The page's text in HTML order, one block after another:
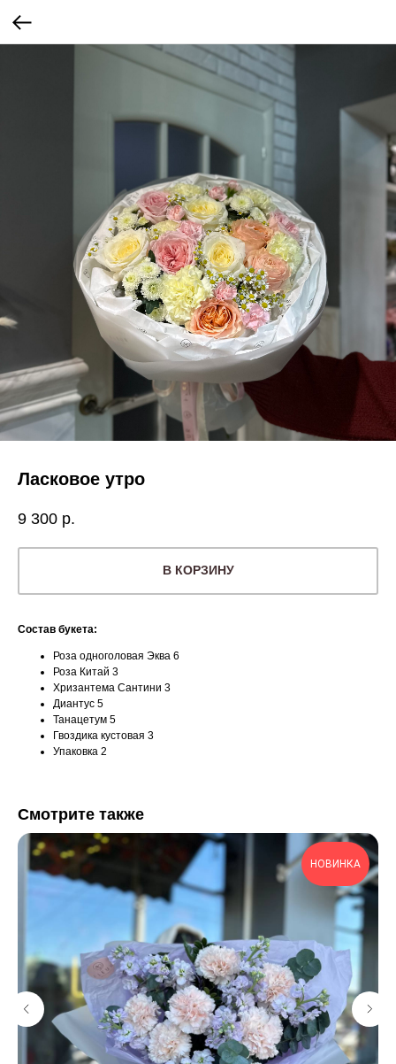
Ласковое утро
9 300 р.
В КОРЗИНУ
Состав букета:
Роза одноголовая Эква 6
Роза Китай 3
Хризантема Сантини 3
Диантус 5
Танацетум 5
Гвоздика кустовая 3
Упаковка 2
Смотрите также
НОВИНКА